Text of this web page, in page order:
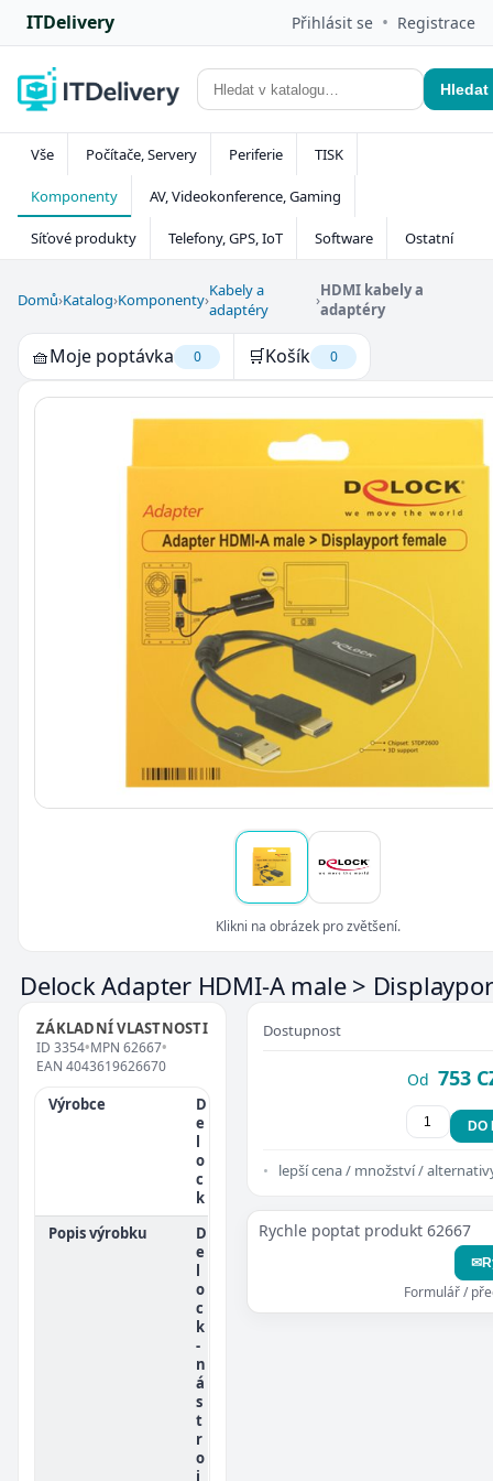
ITDelivery Přihlásit se • Registrace
Hledat
Vše Počítače, Servery Periferie TISK
Komponenty AV, Videokonference, Gaming
Síťové produkty Telefony, GPS, IoT Software Ostatní
Domů›Katalog›Komponenty›Kabely a
adaptéry
›HDMI kabely a
adaptéry
🧺Moje poptávka 0 🛒Košík 0
Klikni na obrázek pro zvětšení.
Delock Adapter HDMI-A male >
ZÁKLADNÍ VLASTNOSTI
ID 3354•MPN 62667•
EAN 4043619626670
Výrobce
D
e
l
o
c
k
Popis výrobku
D
e
l
o
c
k
-
n
á
s
t
r
o
j
Dostupnost
Od 753
DO
lepší cena / množství /
Rychle poptat produkt 62667
✉
Formulář /